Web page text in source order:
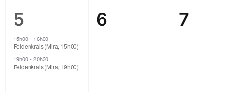
2
évènements,
5
15h00 - 16h30
Feldenkrais (Mira, 15h00)
19h00 -20h30
Feldenkrais (Mira, 19h00)
0
6
0
7